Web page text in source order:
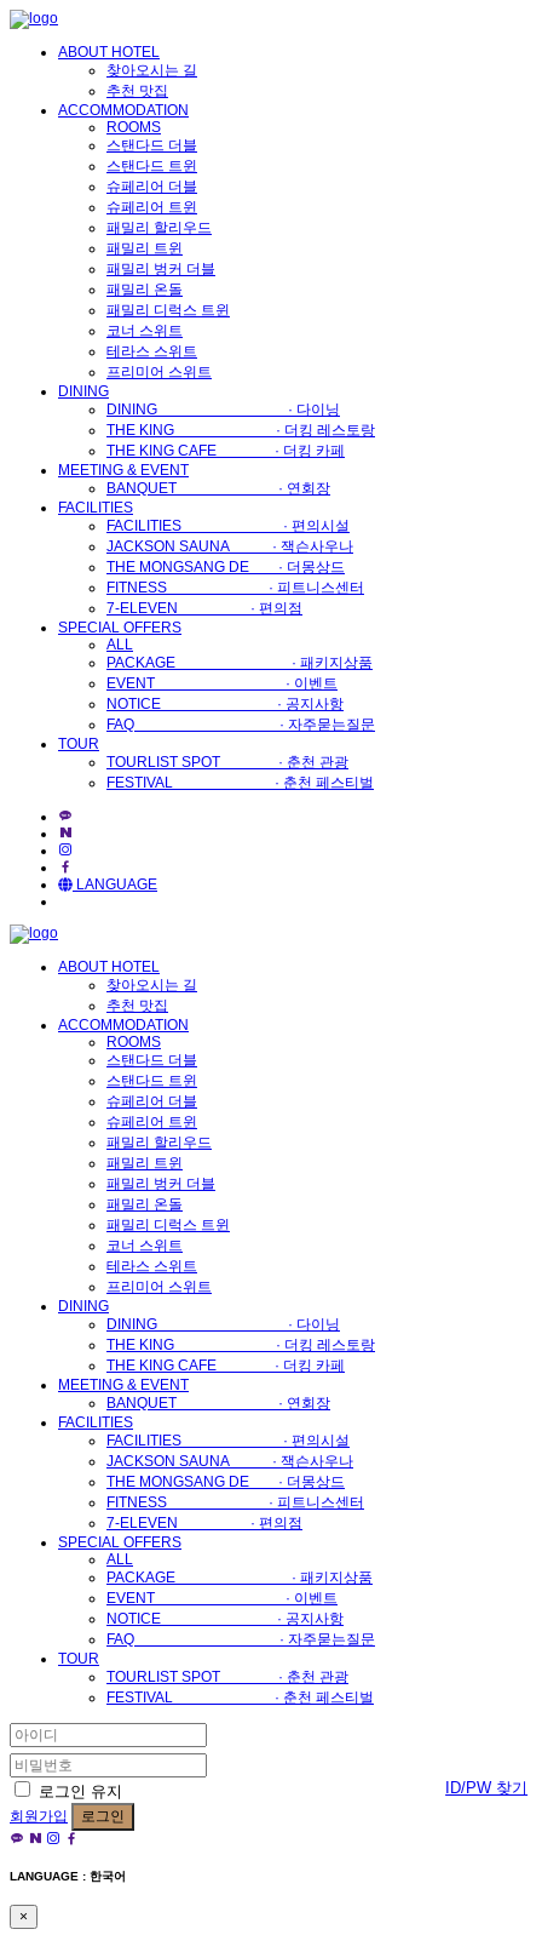
메
ABOUT HOTEL
찾아오시는 길
추천 맛집
ACCOMMODATION
ROOMS
스탠다드 더블
스탠다드 트윈
슈페리어 더블
슈페리어 트윈
패밀리 할리우드
패밀리 트윈
패밀리 벙커 더블
패밀리 온돌
패밀리 디럭스 트윈
코너 스위트
테라스 스위트
프리미어 스위트
DINING
DINING · 다이닝
THE KING · 더킹 레스토랑
THE KING CAFE · 더킹 카페
MEETING & EVENT
BANQUET · 연회장
FACILITIES
FACILITIES · 편의시설
JACKSON SAUNA · 잭슨사우나
THE MONGSANG DE · 더몽상드
FITNESS · 피트니스센터
7-ELEVEN · 편의점
SPECIAL OFFERS
ALL
PACKAGE · 패키지상품
EVENT · 이벤트
NOTICE · 공지사항
FAQ · 자주묻는질문
TOUR
TOURLIST SPOT · 춘천 관광
FESTIVAL · 춘천 페스티벌
LANGUAGE
ABOUT HOTEL
찾아오시는 길
추천 맛집
ACCOMMODATION
ROOMS
스탠다드 더블
스탠다드 트윈
슈페리어 더블
슈페리어 트윈
패밀리 할리우드
패밀리 트윈
패밀리 벙커 더블
패밀리 온돌
패밀리 디럭스 트윈
코너 스위트
테라스 스위트
프리미어 스위트
DINING
DINING · 다이닝
THE KING · 더킹 레스토랑
THE KING CAFE · 더킹 카페
MEETING & EVENT
BANQUET · 연회장
FACILITIES
FACILITIES · 편의시설
JACKSON SAUNA · 잭슨사우나
THE MONGSANG DE · 더몽상드
FITNESS · 피트니스센터
7-ELEVEN · 편의점
SPECIAL OFFERS
ALL
PACKAGE · 패키지상품
EVENT · 이벤트
NOTICE · 공지사항
FAQ · 자주묻는질문
TOUR
TOURLIST SPOT · 춘천 관광
FESTIVAL · 춘천 페스티벌
로그인 유지 ID/PW 찾기
회원가입 로그인
LANGUAGE : 한국어
×